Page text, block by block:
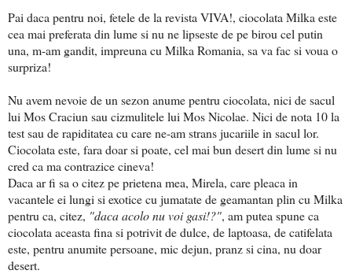
Pai daca pentru noi, fetele de la revista VIVA!, ciocolata Milka este
cea mai preferata din lume si nu ne lipseste de pe birou cel putin
una, m-am gandit, impreuna cu Milka Romania, sa va fac si voua o
surpriza!
Nu avem nevoie de un sezon anume pentru ciocolata, nici de sacul
lui Mos Craciun sau cizmulitele lui Mos Nicolae. Nici de nota 10 la
test sau de rapiditatea cu care ne-am strans jucariile in sacul lor.
Ciocolata este, fara doar si poate, cel mai bun desert din lume si nu
cred ca ma contrazice cineva!
Daca ar fi sa o citez pe prietena mea, Mirela, care pleaca in
vacantele ei lungi si exotice cu jumatate de geamantan plin cu Milka
pentru ca, citez, "daca acolo nu voi gasi!?", am putea spune ca
ciocolata aceasta fina si potrivit de dulce, de laptoasa, de catifelata
este, pentru anumite persoane, mic dejun, pranz si cina, nu doar
desert.